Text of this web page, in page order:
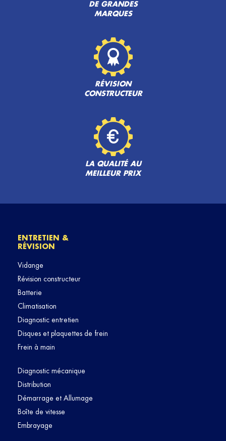
DE GRANDES
MARQUES
RÉVISION
CONSTRUCTEUR
LA QUALITÉ AU
MEILLEUR PRIX
ENTRETIEN &
RÉVISION
Vidange
Révision constructeur
Batterie
Climatisation
Diagnostic entretien
Disques et plaquettes de frein
Frein à main
Diagnostic mécanique
Distribution
Démarrage et Allumage
Boîte de vitesse
Embrayage